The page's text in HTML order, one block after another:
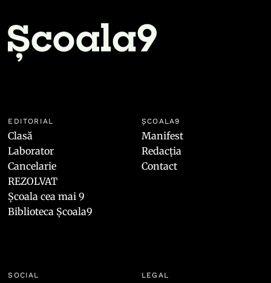
EDITORIAL
Clasă
Laborator
Cancelarie
REZOLVAT
Școala cea mai 9
Biblioteca Școala9
ȘCOALA9
Manifest
Redacția
Contact
SOCIAL LEGAL